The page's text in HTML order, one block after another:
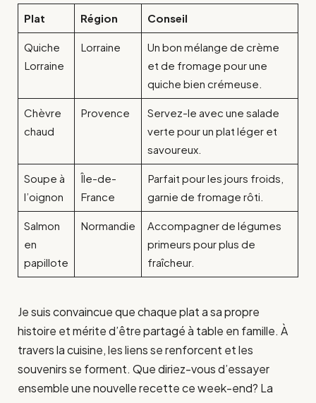
Plat Région Conseil
Quiche
Lorraine
Lorraine
Un bon mélange de crème
et de fromage pour une
quiche bien crémeuse.
Chèvre
chaud
Provence
Servez-le avec une salade
verte pour un plat léger et
savoureux.
Soupe à
l’oignon
Île-de-
France
Parfait pour les jours froids,
garnie de fromage rôti.
Salmon
en
papillote
Normandie
Accompagner de légumes
primeurs pour plus de
fraîcheur.
Je suis convaincue que chaque plat a sa propre
histoire et mérite d’être partagé à table en famille. À
travers la cuisine, les liens se renforcent et les
souvenirs se forment. Que diriez-vous d’essayer
ensemble une nouvelle recette ce week-end? La